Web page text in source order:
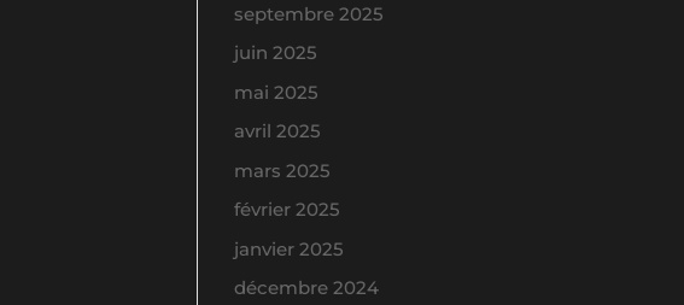
septembre 2025
juin 2025
mai 2025
avril 2025
mars 2025
février 2025
janvier 2025
décembre 2024